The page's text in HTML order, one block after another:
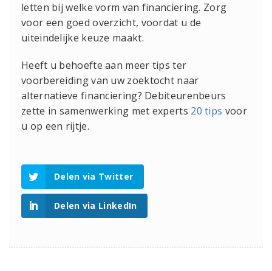
letten bij welke vorm van financiering. Zorg
voor een goed overzicht, voordat u de
uiteindelijke keuze maakt.
Heeft u behoefte aan meer tips ter
voorbereiding van uw zoektocht naar
alternatieve financiering? Debiteurenbeurs
zette in samenwerking met experts 20 tips voor
u op een rijtje.
Delen via Twitter
Delen via LinkedIn